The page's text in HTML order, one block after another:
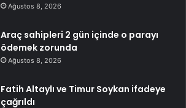
Ağustos 8, 2026
Araç sahipleri 2 gün içinde o parayı
ödemek zorunda
Ağustos 8, 2026
Fatih Altaylı ve Timur Soykan ifadeye
çağrıldı